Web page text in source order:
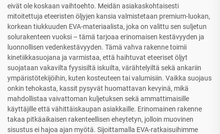
eivät ole koskaan vaihtoehto. Meidän asiakaskohtaisesti
mitoitettuja eteeristen öljyjen kansia valmistetaan premium-luokan,
korkean tiukkuuden EVA-materiaalista, joka on valittu sen suljetun
solurakenteen vuoksi – tämä tarjoaa erinomaisen kestävyyden ja
luonnollisen vedenkestävyyden. Tämä vahva rakenne toimii
kinetiikkasuojana ja varmistaa, että haihtuvat eteeriset öljyt
suojataan vakavilta fyysisiltä iskuilta, värähtelyiltä sekä ankariin
ympäristötekijöihin, kuten kosteuteen tai valumisiin. Vaikka suojaus
onkin tehokasta, kassit pysyvät huomattavan kevyinä, mikä
mahdollistaa vaivattoman kuljetuksen sekä ammattimaisille
käyttäjille että vähittäiskaupan asiakkaille. Erinomainen rakenne
takaa pitkäaikaisen rakenteellisen eheytetyn, jolloin muovinen
sisustus ei hajoa ajan myötä. Sijoittamalla EVA-ratkaisuihimme